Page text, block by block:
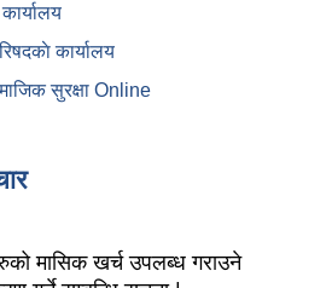
कार्यालय
सुरक्षा Online
मासिक खर्च उपलब्ध गराउने